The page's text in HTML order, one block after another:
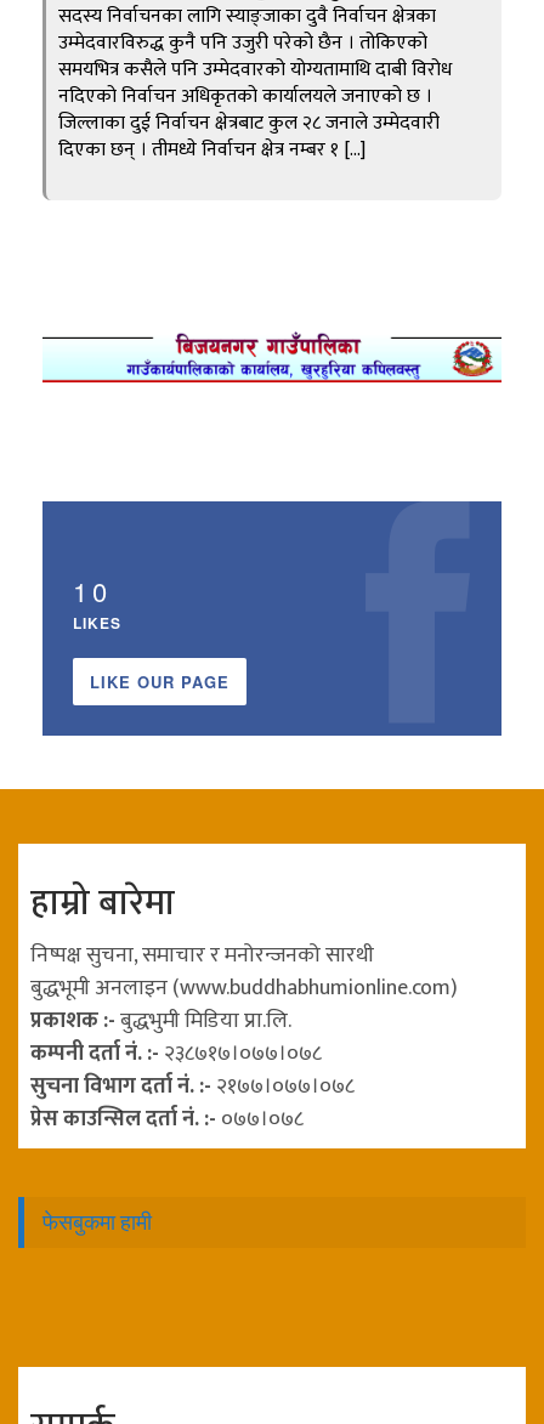
सदस्य निर्वाचनका लागि स्याङ्जाका दुवै निर्वाचन क्षेत्रका
उम्मेदवारविरुद्ध कुनै पनि उजुरी परेको छैन । तोकिएको
समयभित्र कसैले पनि उम्मेदवारको योग्यतामाथि दाबी विरोध
नदिएको निर्वाचन अधिकृतको कार्यालयले जनाएको छ ।
जिल्लाका दुई निर्वाचन क्षेत्रबाट कुल २८ जनाले उम्मेदवारी
दिएका छन् । तीमध्ये निर्वाचन क्षेत्र नम्बर १ […]
10
LIKES
LIKE OUR PAGE
हाम्रो बारेमा
निष्पक्ष सुचना, समाचार र मनोरन्जनको सारथी
बुद्धभूमी अनलाइन (www.buddhabhumionline.com)
प्रकाशक :-बुद्धभुमी मिडिया प्रा.लि.
कम्पनी दर्ता नं. :- २३८७१७।०७७।०७८
सुचना विभाग दर्ता नं. :- २१७७।०७७।०७८
प्रेस काउन्सिल दर्ता नं. :- ०७७।०७८
फेसबुकमा हामी